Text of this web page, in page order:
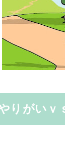
りがいｖ